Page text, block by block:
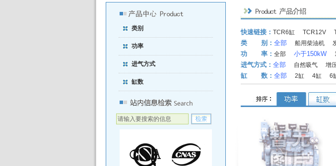
类别
功率
进气方式
缸数
快速链接： TCR6缸 TCR12V
类 别： 全部 船用柴油机
功 率： 全部小于150kW
进气方式： 全部 自然吸气 增
缸 数： 全部 2缸 4缸 6